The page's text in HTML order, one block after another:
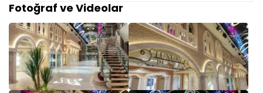
Fotoğraf ve Videolar